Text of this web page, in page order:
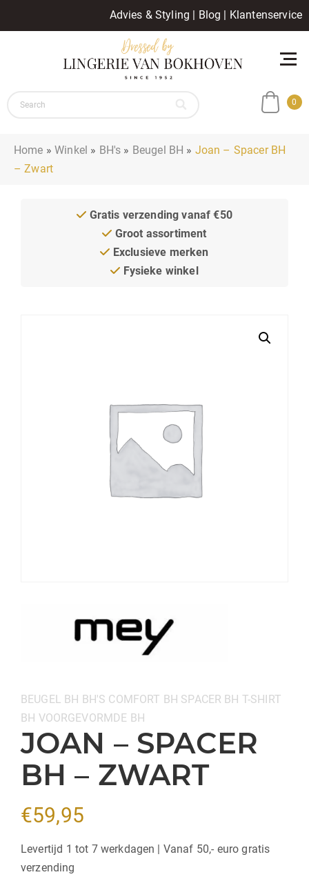
Advies & Styling | Blog | Klantenservice
0
Home »Winkel » BH's » Beugel BH » Joan – Spacer BH
– Zwart
Gratis verzending vanaf €50
Groot assortiment
Exclusieve merken
Fysieke winkel
Categorieën:
BEUGEL BH BH'S COMFORT BH SPACER BH T-SHIRT
BH VOORGEVORMDE BH
JOAN – SPACER
BH – ZWART
€59,95
Levertijd 1 tot 7 werkdagen | Vanaf 50,- euro gratis
verzending